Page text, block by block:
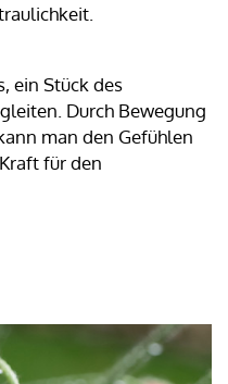
ein Stück des
Durch Bewegung
man den Gefühlen
für den